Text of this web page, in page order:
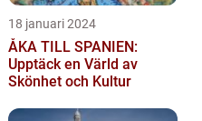
18 januari 2024
ÅKA TILL SPANIEN:
Upptäck en Värld av
Skönhet och Kultur